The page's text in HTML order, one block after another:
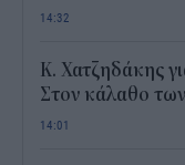
14:32
Κ. Χατζηδάκης
Στον κάλαθο
14:01